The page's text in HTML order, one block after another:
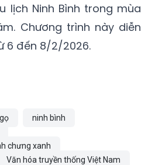
lịch Ninh Bình trong mùa
Chương trình này diễn
6 đến 8/2/2026.
ninh bình
chưng xanh
Văn hóa truyền thống Việt Nam